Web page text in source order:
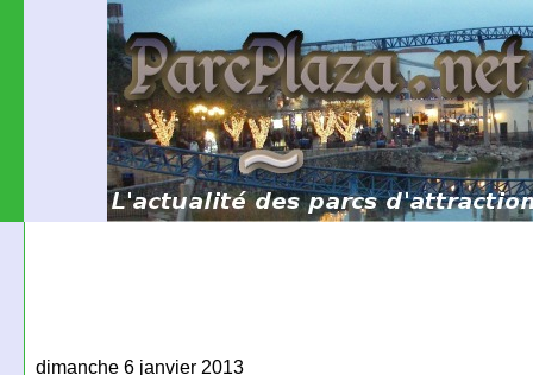
dimanche 6 janvier 2013